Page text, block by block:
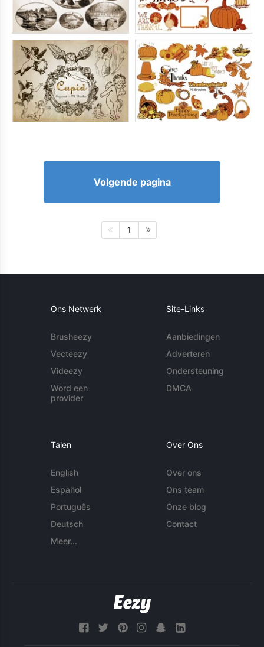
Volgende pagina
1
Ons Netwerk
Brusheezy
Vecteezy
Videezy
Word een
provider
Site-Links
Aanbiedingen
Adverteren
Ondersteuning
DMCA
Talen
English
Español
Português
Deutsch
Meer...
Over Ons
Over ons
Ons team
Onze blog
Contact